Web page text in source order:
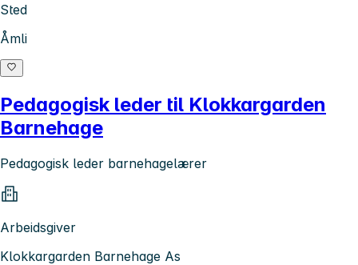
Sted
Åmli
Pedagogisk leder til Klokkargarden
Barnehage
Pedagogisk leder barnehagelærer
Arbeidsgiver
Klokkargarden Barnehage As